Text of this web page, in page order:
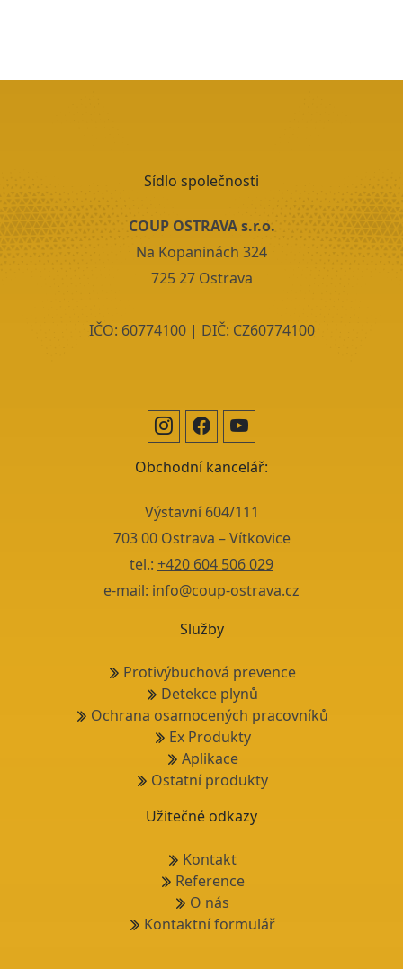
Sídlo společnosti
COUP OSTRAVA s.r.o.
Na Kopaninách 324
725 27 Ostrava
IČO: 60774100 | DIČ: CZ60774100
Obchodní kancelář:
Výstavní 604/111
703 00 Ostrava – Vítkovice
tel.: +420 604 506 029
e-mail: info@coup-ostrava.cz
Služby
Protivýbuchová prevence
Detekce plynů
Ochrana osamocených pracovníků
Ex Produkty
Aplikace
Ostatní produkty
Užitečné odkazy
Kontakt
Reference
O nás
Kontaktní formulář